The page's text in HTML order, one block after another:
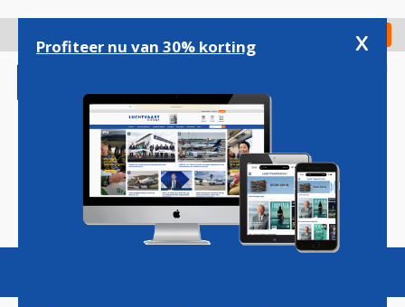
gaan
Check in
Magazine Podcasts Vacatures
Profiteer nu van 30% korting x